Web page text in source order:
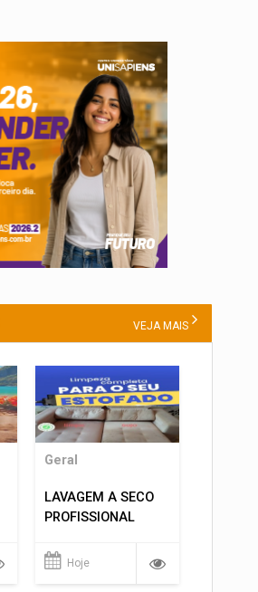
VEJA MAIS
Geral
LAVAGEM A SECO
PROFISSIONAL
Hoje